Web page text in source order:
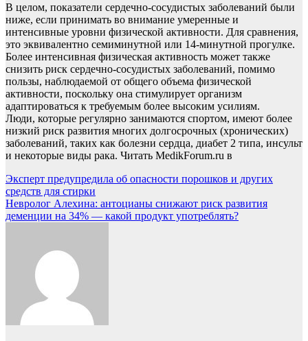
В целом, показатели сердечно-сосудистых заболеваний были
ниже, если принимать во внимание умеренные и
интенсивные уровни физической активности. Для сравнения,
это эквивалентно семиминутной или 14-минутной прогулке.
Более интенсивная физическая активность может также
снизить риск сердечно-сосудистых заболеваний, помимо
пользы, наблюдаемой от общего объема физической
активности, поскольку она стимулирует организм
адаптироваться к требуемым более высоким усилиям.
Люди, которые регулярно занимаются спортом, имеют более
низкий риск развития многих долгосрочных (хронических)
заболеваний, таких как болезни сердца, диабет 2 типа, инсульт
и некоторые виды рака. Читать MedikForum.ru в
Навигация
по
записям
Эксперт предупредила об опасности порошков и других
средств для стирки
Невролог Алехина: антоцианы снижают риск развития
деменции на 34% — какой продукт употреблять?